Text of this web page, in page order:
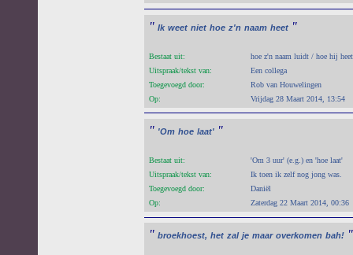
" Ik weet niet hoe z'n naam heet "
Bestaat uit:
hoe z'n naam luidt / hoe hij heet
Uitspraak/tekst van:
Een collega
Toegevoegd door:
Rob van Houwelingen
Op:
Vrijdag 28 Maart 2014, 13:54
" 'Om hoe laat' "
Bestaat uit:
'Om 3 uur' (e.g.) en 'hoe laat'
Uitspraak/tekst van:
Ik toen ik zelf nog jong was.
Toegevoegd door:
Daniël
Op:
Zaterdag 22 Maart 2014, 00:36
" broekhoest, het zal je maar overkomen bah! "